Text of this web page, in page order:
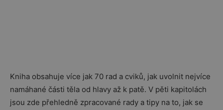
Kniha obsahuje více jak 70 rad a cviků, jak uvolnit nejvíce
namáhané části těla od hlavy až k patě. V pěti kapitolách
jsou zde přehledně zpracované rady a tipy na to, jak se